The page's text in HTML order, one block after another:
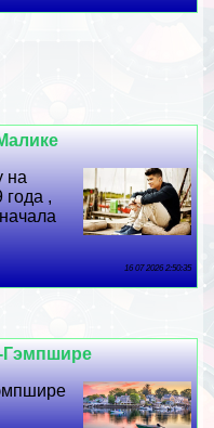
на
года ,
16 07 2026 2:50:35
Гэмпшире